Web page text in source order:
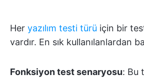
Her yazılım testi türü için bir
vardır. En sık kullanılanlardan
Fonksiyon test senaryosu: Bu